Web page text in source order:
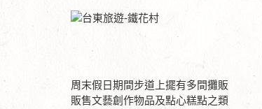
周末假日期間步道上擺有多間攤販
販售文藝創作物品及點心糕點之類